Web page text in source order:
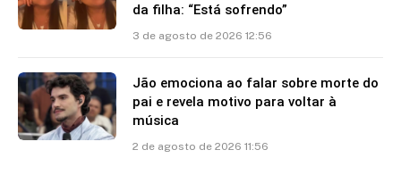
da filha: “Está sofrendo”
3 de agosto de 2026 12:56
Jão emociona ao falar sobre morte do
pai e revela motivo para voltar à
música
2 de agosto de 2026 11:56